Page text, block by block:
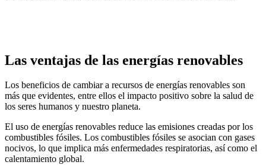
Las ventajas de las energías renovables
Los beneficios de cambiar a recursos de energías renovables son
más que evidentes, entre ellos el impacto positivo sobre la salud de
los seres humanos y nuestro planeta.
El uso de energías renovables reduce las emisiones creadas por los
combustibles fósiles. Los combustibles fósiles se asocian con gases
nocivos, lo que implica más enfermedades respiratorias, así como el
calentamiento global.